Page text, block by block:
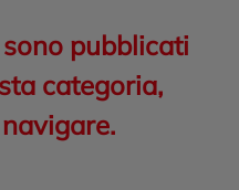
pubblicati
categoria,